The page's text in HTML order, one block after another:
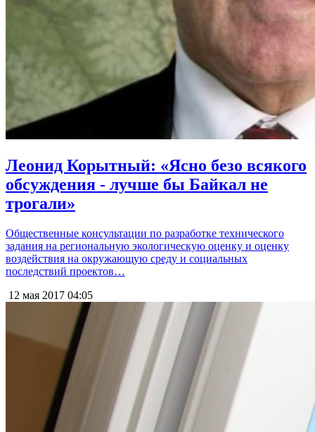
Леонид Корытный: «Ясно безо всякого
обсуждения - лучше бы Байкал не
трогали»
Общественные консультации по разработке технического
задания на региональную экологическую оценку и оценку
воздействия на окружающую среду и социальных
последствий проектов…
12 мая 2017 04:05